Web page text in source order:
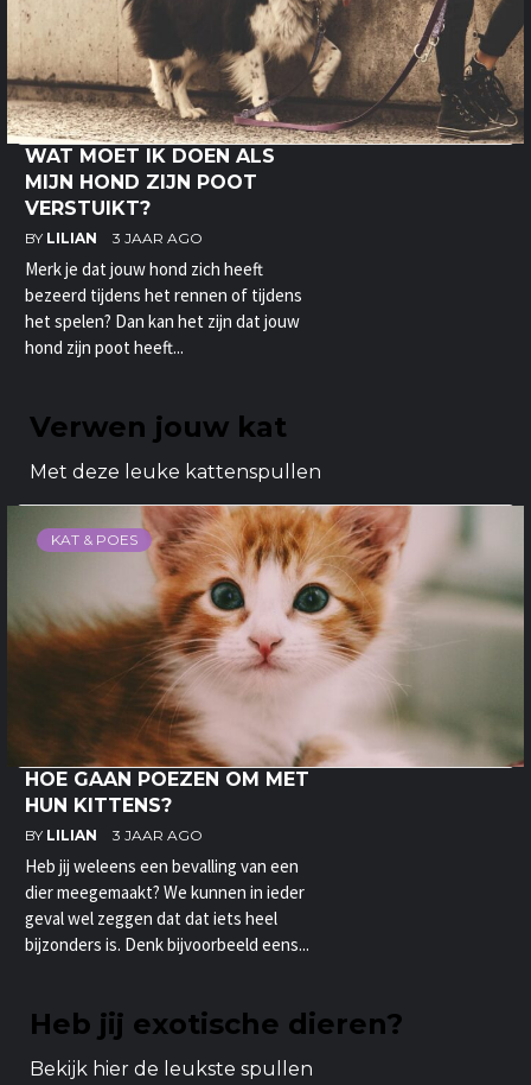
WAT MOET IK DOEN ALS
MIJN HOND ZIJN POOT
VERSTUIKT?
BY LILIAN 3 JAAR AGO
Merk je dat jouw hond zich heeft
bezeerd tijdens het rennen of tijdens
het spelen? Dan kan het zijn dat jouw
hond zijn poot heeft...
Verwen jouw kat
Met deze leuke kattenspullen
KAT & POES
HOE GAAN POEZEN OM MET
HUN KITTENS?
BY LILIAN 3 JAAR AGO
Heb jij weleens een bevalling van een
dier meegemaakt? We kunnen in ieder
geval wel zeggen dat dat iets heel
bijzonders is. Denk bijvoorbeeld eens...
Heb jij exotische dieren?
Bekijk hier de leukste spullen